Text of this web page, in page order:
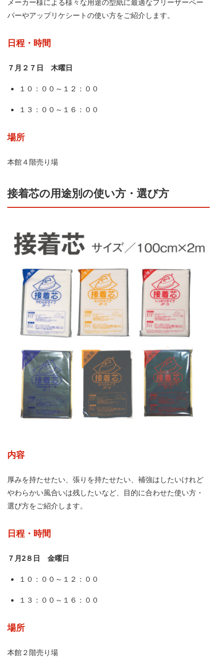
メーカー様による様々な用途の型紙に最適なフリーザーペー
パーやアップリケシートの使い方をご紹介します。
日程・時間
７月２７日 木曜日
１０：００～１２：００
１３：００～１６：００
場所
本館４階売り場
接着芯の用途別の使い方・選び方
内容
厚みを持たせたい、張りを持たせたい、補強はしたいけれど
やわらかい風合いは残したいなど、目的に合わせた使い方・
選び方をご紹介します。
日程・時間
７月2８日 金曜日
１０：００～１２：００
１３：００～１６：００
場所
本館２階売り場